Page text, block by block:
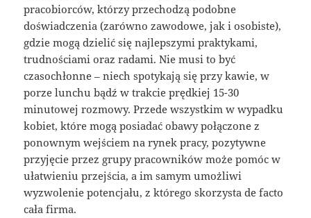
pracobiorców, którzy przechodzą podobne
doświadczenia (zarówno zawodowe, jak i osobiste),
gdzie mogą dzielić się najlepszymi praktykami,
trudnościami oraz radami. Nie musi to być
czasochłonne – niech spotykają się przy kawie, w
porze lunchu bądź w trakcie prędkiej 15-30
minutowej rozmowy. Przede wszystkim w wypadku
kobiet, które mogą posiadać obawy połączone z
ponownym wejściem na rynek pracy, pozytywne
przyjęcie przez grupy pracowników może pomóc w
ułatwieniu przejścia, a im samym umożliwi
wyzwolenie potencjału, z którego skorzysta de facto
cała firma.